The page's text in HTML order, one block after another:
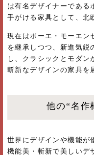
は有名デザイナーである
手がける家具として、北
現在はボーエ・モーエン
を継承しつつ、新進気鋭
し、クラシックとモダン
斬新なデザインの家具を
他の“名作
世界にデザインや機能が
機能美・斬新で美しいデ